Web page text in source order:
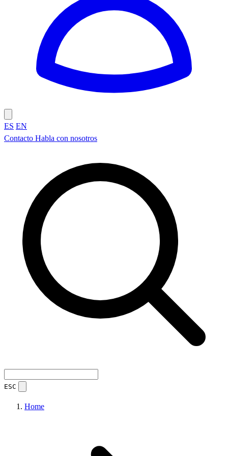
ES EN
Contacto Habla con nosotros
ESC
Home